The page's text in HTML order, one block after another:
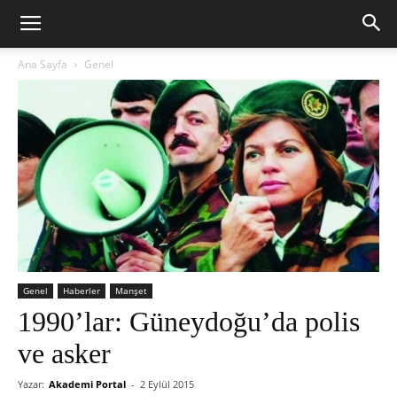
Ana Sayfa Genel
Genel Haberler Manşet
1990’lar: Güneydoğu’da polis
ve asker
Yazar: Akademi Portal - 2 Eylül 2015